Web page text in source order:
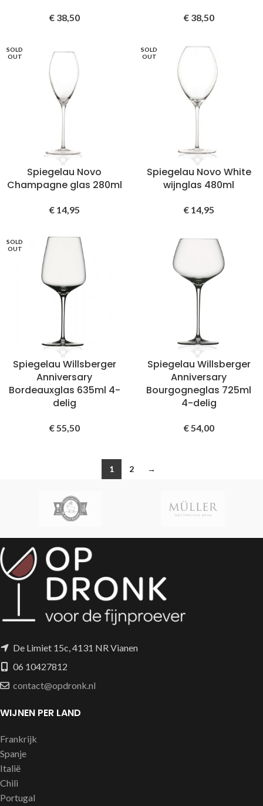
€38,50 €38,50
SOLD
OUT
Spiegelau Novo
Champagne glas 280ml
€14,95
SOLD
OUT
Spiegelau Novo White
wijnglas 480ml
€14,95
SOLD
OUT
Spiegelau Willsberger
Anniversary
Bordeauxglas 635ml 4-
delig
€55,50
Spiegelau Willsberger
Anniversary
Bourgogneglas 725ml
4-delig
€54,00
1 2 →
De Limiet 15c, 4131 NR Vianen
06 10427812
contact@opdronk.nl
WIJNEN PER LAND
Frankrijk
Spanje
Italië
Chili
Portugal